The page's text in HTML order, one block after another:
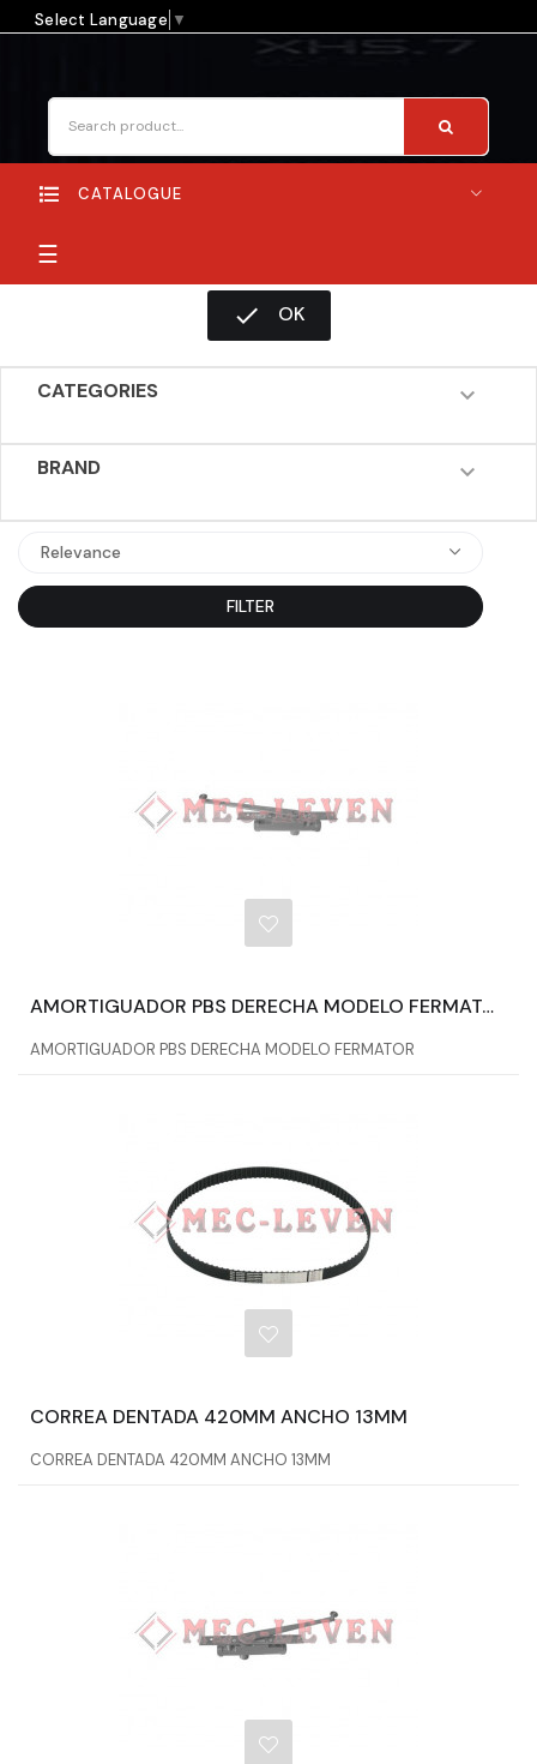
Select Language ▼
CATALOGUE
Toggle
navigation
☰
 OK
CATEGORIES 
BRAND 
Relevance
FILTER
AMORTIGUADOR PBS DERECHA MODELO FERMATOR
AMORTIGUADOR PBS DERECHA MODELO FERMATOR
CORREA DENTADA 420MM ANCHO 13MM
CORREA DENTADA 420MM ANCHO 13MM